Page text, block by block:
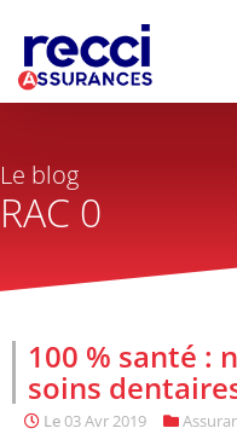
Le blog
RAC 0
100 % santé :
soins
Le03 Avr 2019